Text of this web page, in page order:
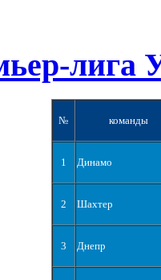
лига
№ команды
1 Динамо
2 Шахтер
3 Днепр